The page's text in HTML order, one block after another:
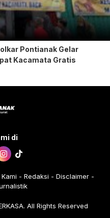
Pontianak Gelar
Kacamata Gratis
di
Redaksi
Disclaimer
All Rights Reserved